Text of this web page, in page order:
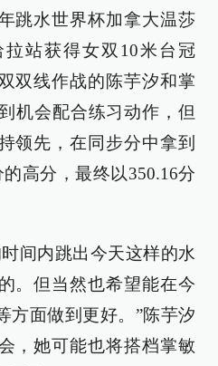
跳水世界杯加拿大温莎
站获得女双10米台冠
双线作战的陈芋汐和掌
机会配合练习动作，但
领先，在同步分中拿到
高分，最终以350.16分
间内跳出今天这样的水
。但当然也希望能在今
方面做到更好。”陈芋汐
，她可能也将搭档掌敏